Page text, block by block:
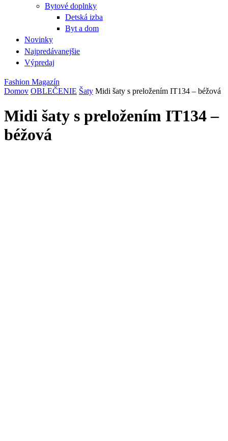
Bytové doplnky
Detská izba
Byt a dom
Novinky
Najpredávanejšie
Výpredaj
Fashion Magazín
Domov OBLEČENIE Šaty Midi šaty s preložením IT134 – béžová
Midi šaty s preložením IT134 –
béžová